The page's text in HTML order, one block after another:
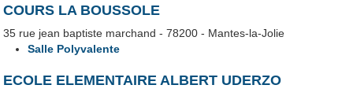
COURS LA BOUSSOLE
35 rue jean baptiste marchand - 78200 - Mantes-la-Jolie
Salle Polyvalente
ECOLE ELEMENTAIRE ALBERT UDERZO